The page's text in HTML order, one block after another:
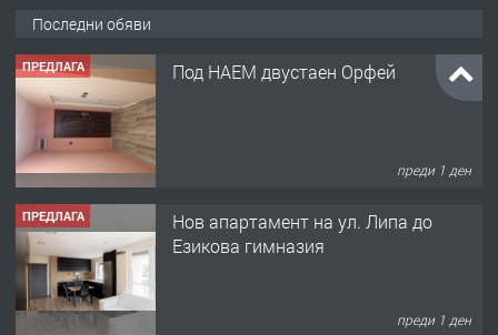
Последни обяви
ПРЕДЛАГА Под НАЕМ двустаен Орфей
преди 1 ден
ПРЕДЛАГА
Нов апартамент на ул. Липа до
Езикова гимназия
преди 1 ден